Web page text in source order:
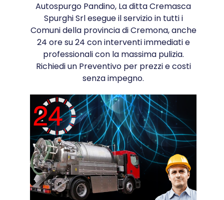
Autospurgo Pandino, La ditta Cremasca
Spurghi Srl esegue il servizio in tutti i
Comuni della provincia di Cremona, anche
24 ore su 24 con interventi immediati e
professionali con la massima pulizia.
Richiedi un Preventivo per prezzi e costi
senza impegno.